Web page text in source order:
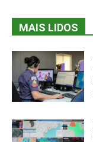
MAIS LIDOS